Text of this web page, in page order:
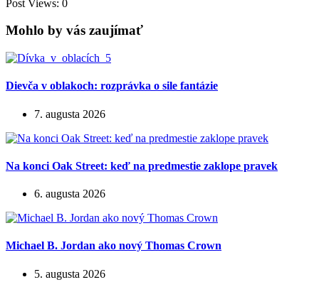
Post Views: 0
Mohlo by vás zaujímať
Dievča v oblakoch: rozprávka o sile fantázie
7. augusta 2026
Na konci Oak Street: keď na predmestie zaklope pravek
6. augusta 2026
Michael B. Jordan ako nový Thomas Crown
5. augusta 2026